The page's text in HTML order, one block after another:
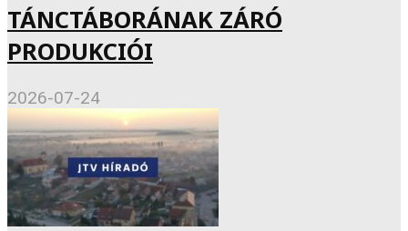
TÁNCTÁBORÁNAK ZÁRÓ
PRODUKCIÓI
2026-07-24